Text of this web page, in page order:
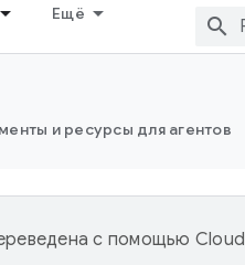
Ещё
и ресурсы для агентов
с помощью Cloud